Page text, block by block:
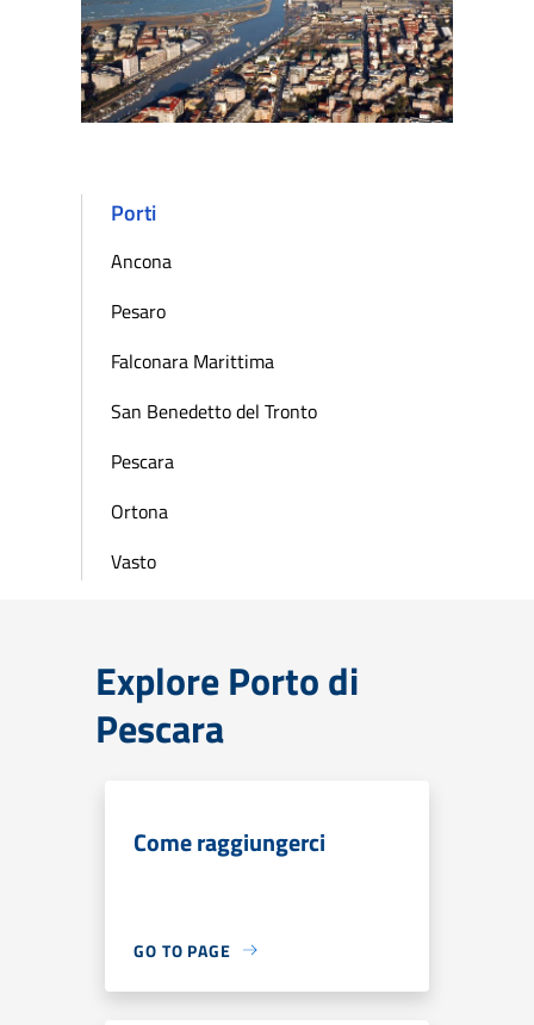
Porti
Ancona
Pesaro
Falconara Marittima
San Benedetto del Tronto
Pescara
Ortona
Vasto
Explore Porto di
Pescara
Come raggiungerci
GO TO PAGE